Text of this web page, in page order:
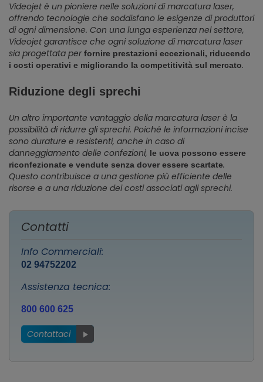
Videojet è un pioniere nelle soluzioni di marcatura laser,
offrendo tecnologie che soddisfano le esigenze di produttori
di ogni dimensione. Con una lunga esperienza nel settore,
Videojet garantisce che ogni soluzione di marcatura laser
sia progettata perfornire prestazioni eccezionali, riducendo
i costi operativi e migliorando la competitività sul mercato.
Riduzione degli sprechi
Un altro importante vantaggio della marcatura laser è la
possibilità di ridurre gli sprechi. Poiché le informazioni incise
sono durature e resistenti, anche in caso di
danneggiamento delle confezioni, le uova possono essere
riconfezionate e vendute senza dover essere scartate.
Questo contribuisce a una gestione più efficiente delle
risorse e a una riduzione dei costi associati agli sprechi.
Contatti
Info Commerciali:
02 94752202
Assistenza tecnica:
800 600 625
Contattaci